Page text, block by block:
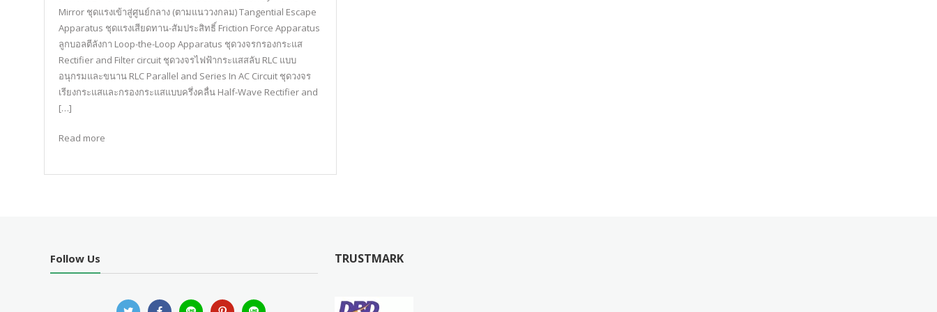
Mirror ชุดแรงเข้าสู่ศูนย์กลาง (ตามแนววงกลม) Tangential Escape
Apparatus ชุดแรงเสียดทาน-สัมประสิทธิ์ Friction Force Apparatus
ลูกบอลตีลังกา Loop-the-Loop Apparatus ชุดวงจรกรองกระแส
Rectifier and Filter circuit ชุดวงจรไฟฟ้ากระแสสลับ RLC แบบ
อนุกรมและขนาน RLC Parallel and Series In AC Circuit ชุดวงจร
เรียงกระแสและกรองกระแสแบบครึ่งคลื่น Half-Wave Rectifier and
[…]
Read more
Follow Us TRUSTMARK